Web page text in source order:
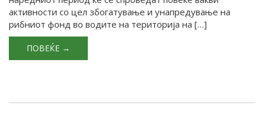
активности со цел збогатување и унапредување на
рибниот фонд во водите на територија на […]
ПОВЕЌЕ →